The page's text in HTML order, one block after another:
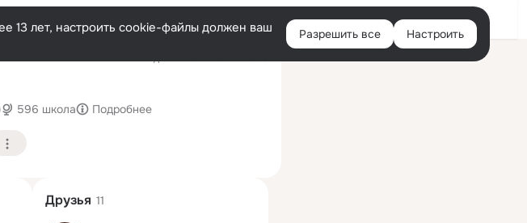
Войти
13 лет, настроить cookie-файлы должен ваш
Разрешить все Настроить
596 школа Подробнее
Друзья 11